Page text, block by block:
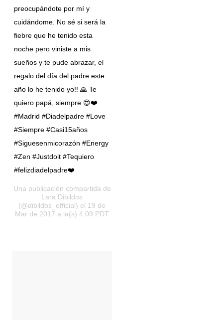
preocupándote por mí y
cuidándome. No sé si será la
fiebre que he tenido esta
noche pero viniste a mis
sueños y te pude abrazar, el
regalo del día del padre este
año lo he tenido yo!! 🙏 Te
quiero papá, siempre 😍❤️
#Madrid #Diadelpadre #Love
#Siempre #Casi15años
#Siguesenmicorazón #Energy
#Zen #Justdoit #Tequiero
#felizdiadelpadre❤️
Una publicación compartida de
Lara Dibildos
(@dibildos_official) el 19 de
Mar de 2017 a la(s) 4:09 PDT